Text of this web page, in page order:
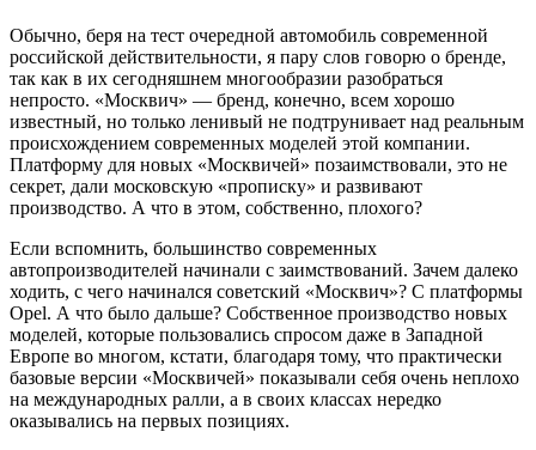
Обычно, беря на тест очередной автомобиль современной
российской действительности, я пару слов говорю о бренде,
так как в их сегодняшнем многообразии разобраться
непросто. «Москвич» — бренд, конечно, всем хорошо
известный, но только ленивый не подтрунивает над реальным
происхождением современных моделей этой компании.
Платформу для новых «Москвичей» позаимствовали, это не
секрет, дали московскую «прописку» и развивают
производство. А что в этом, собственно, плохого?
Если вспомнить, большинство современных
автопроизводителей начинали с заимствований. Зачем далеко
ходить, с чего начинался советский «Москвич»? C платформы
Opel. А что было дальше? Собственное производство новых
моделей, которые пользовались спросом даже в Западной
Европе во многом, кстати, благодаря тому, что практически
базовые версии «Москвичей» показывали себя очень неплохо
на международных ралли, а в своих классах нередко
оказывались на первых позициях.